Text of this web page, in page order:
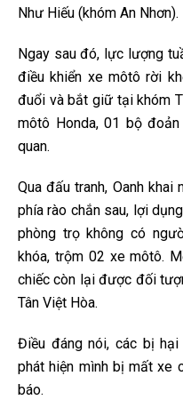
Như Hiếu (khóm An Nhơn).
Ngay sau đó, lực lượng
điều khiển xe môtô rời
đuổi và bắt giữ tại khóm
môtô Honda, 01 bộ
quan.
Qua đấu tranh, Oanh
phía rào chắn sau, lợi
phòng trọ không có
khóa, trộm 02 xe môtô.
chiếc còn lại được đối
Tân Việt Hòa.
Điều đáng nói, các bị
phát hiện mình bị mất xe
báo.